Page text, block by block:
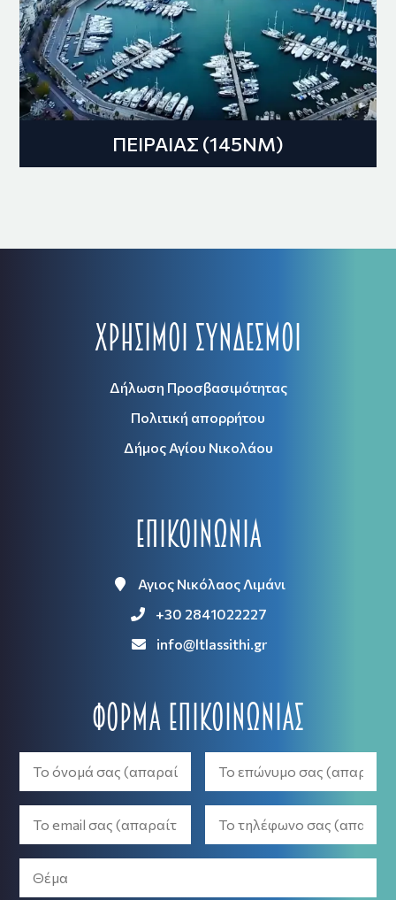
ΠΕΙΡΑΙΑΣ (145ΝΜ)
Χρήσιμοι Σύνδεσμοι
Δήλωση Προσβασιμότητας
Πολιτική απορρήτου
Δήμος Αγίου Νικολάου
Επικοινωνία
Αγιος Νικόλαος Λιμάνι
+30 2841022227
info@ltlassithi.gr
Φόρμα Επικοινωνίας